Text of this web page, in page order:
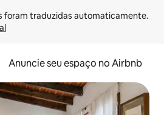
Anuncie seu espaço no Airbnb